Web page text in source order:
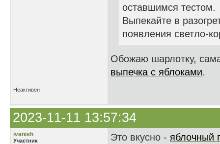
оставшимся тестом.
Выпекайте в
появления светло-
Обожаю шарлотку,
выпечка с яблоками.
Неактивен
2023-11-11 13:57:34
ivanish
Участник
Это вкусно - яблочный